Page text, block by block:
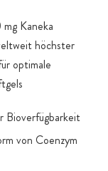
Kaneka
höchster
optimale
Bioverfügbarkeit
von Coenzym